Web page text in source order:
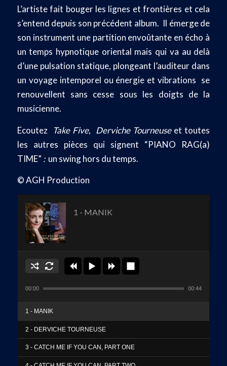
L’artiste fait bouger les lignes et frontières et cela
s’entend depuis son précédent album. Il émerge de
son instrument une partition envoûtante en écho à
un temps hypnotique oriental mais qui va au delà
d’une pulsation statique, plongeant l’auditeur dans
un voyage intemporel ou énergie et vibrations se
renouvellent sans cesse sous les doigts de la
musicienne.
Ecoutez Take Five, Derviche Tourneuse et toutes
les autres pièces qui signent “PIANO RAG(a)
TIME” :un swing hors du temps.
© AGH Production
1 - MANIK
00:00 00:44
1 - MANIK
2 - DERVICHE TOURNEUSE
3 - CATCH ME IF YOU CAN, PART ONE